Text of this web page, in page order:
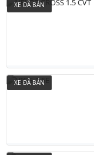
XE ĐÃ BÁN
XE ĐÃ BÁN